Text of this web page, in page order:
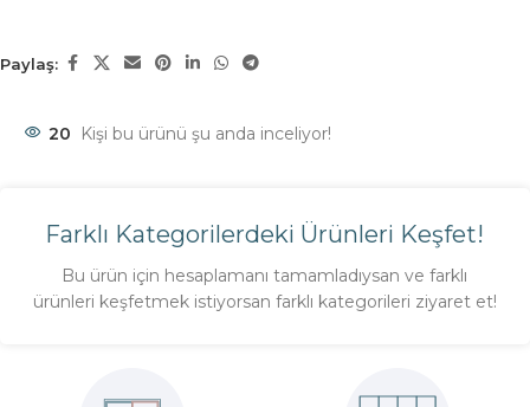
Paylaş:
20 Kişi bu ürünü şu anda inceliyor!
Farklı Kategorilerdeki Ürünleri Keşfet!
Bu ürün için hesaplamanı tamamladıysan ve farklı
ürünleri keşfetmek istiyorsan farklı kategorileri ziyaret et!